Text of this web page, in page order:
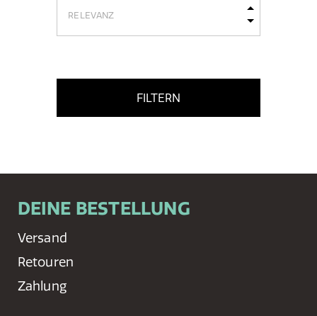
FILTERN
DEINE BESTELLUNG
Versand
Retouren
Zahlung